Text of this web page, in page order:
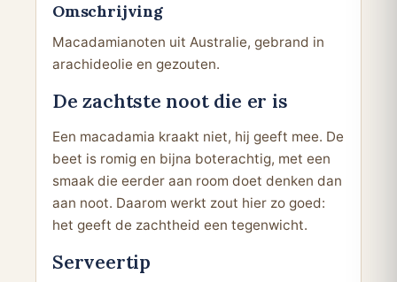
Omschrijving
Macadamianoten uit Australie, gebrand in
arachideolie en gezouten.
De zachtste noot die er is
Een macadamia kraakt niet, hij geeft mee. De
beet is romig en bijna boterachtig, met een
smaak die eerder aan room doet denken dan
aan noot. Daarom werkt zout hier zo goed:
het geeft de zachtheid een tegenwicht.
Serveertip